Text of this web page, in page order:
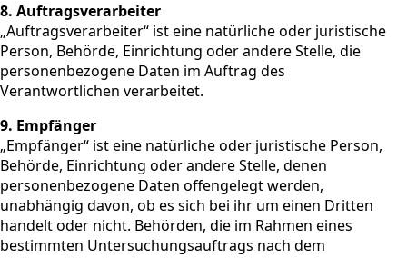
8. Auftragsverarbeiter
„Auftragsverarbeiter“ ist eine natürliche oder juristische
Person, Behörde, Einrichtung oder andere Stelle, die
personenbezogene Daten im Auftrag des
Verantwortlichen verarbeitet.
9. Empfänger
„Empfänger“ ist eine natürliche oder juristische Person,
Behörde, Einrichtung oder andere Stelle, denen
personenbezogene Daten offengelegt werden,
unabhängig davon, ob es sich bei ihr um einen Dritten
handelt oder nicht. Behörden, die im Rahmen eines
bestimmten Untersuchungsauftrags nach dem